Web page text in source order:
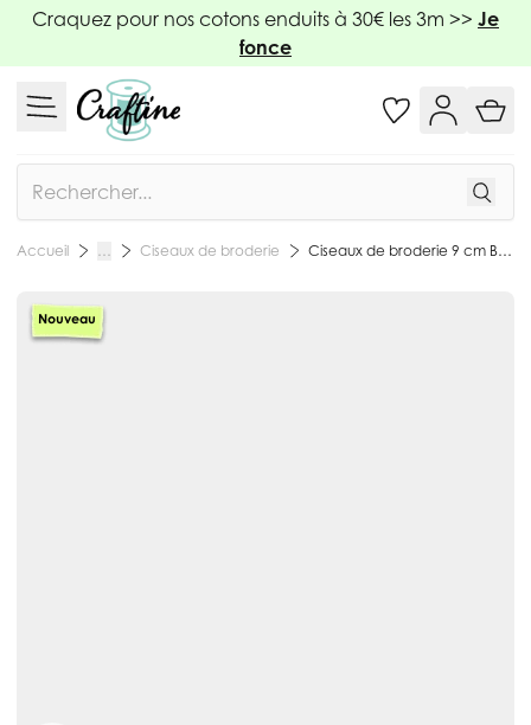
Allez au contenu
Craquez pour nos cotons enduits à 30€ les 3m >> Je
fonce
Accueil … Ciseaux de broderie Ciseaux de broderie 9 cm Bohin Vache
Nouveau